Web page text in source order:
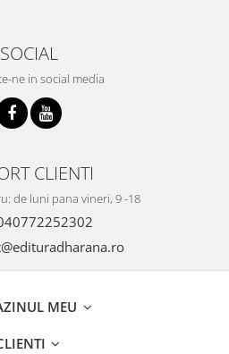
SOCIAL
ne in social media
CLIENTI
de luni pana vineri, 9 -18
MEU